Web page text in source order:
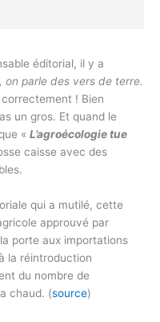
éditorial, il y a
on parle des vers de terre.
! Bien
un gros. Et quand le
« L’agroécologie tue
caisse avec des
qui a mutilé, cette
approuvé par
porte aux importations
la réintroduction
du nombre de
chaud. (source)